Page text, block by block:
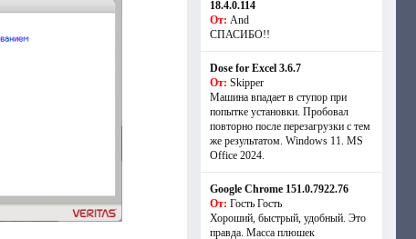
18.4.0.114
От: And
СПАСИБО!!
Dose for Excel 3.6.7
От: Skipper
Машина впадает в ступор при
попытке установки. Пробовал
повторно после перезагрузки с тем
же результатом. Windows 11. MS
Offiсe 2024.
Google Chrome 151.0.7922.76
От: Гость Гость
Хороший, быстрый, удобный. Это
правда. Масса плюшек